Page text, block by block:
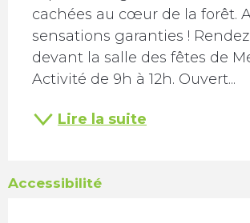
cachées au cœur de la forêt.
sensations garanties !
devant la salle des fêtes de
Activité de 9h à 12h. Ouvert...
Lire la suite
Accessibilité